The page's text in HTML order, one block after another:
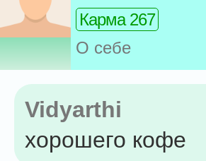
Карма 267
О себе
Vidyarthi
хорошего кофе